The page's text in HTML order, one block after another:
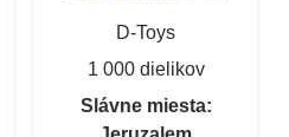
D-Toys
1 000 dielikov
Slávne miesta: